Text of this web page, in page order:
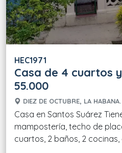
HEC1971
Casa de 4 cuartos
55.000
DIEZ DE OCTUBRE, LA HABANA.
Casa en Santos Suárez
mampostería, techo de
cuartos, 2 baños, 2 cocinas,